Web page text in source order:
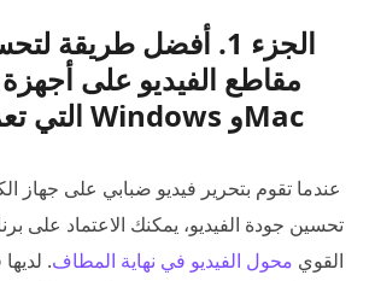
الجزء 1. أفضل طريقة
مقاطع الفيديو على أجهزة
التي تعمل بنظام Windows وMac
عندما تقوم بتحرير فيديو ضبابي على جهاز
تحسين جودة الفيديو، يمكنك الاعتماد على
القوي محول الفيديو في نهاية المطاف.